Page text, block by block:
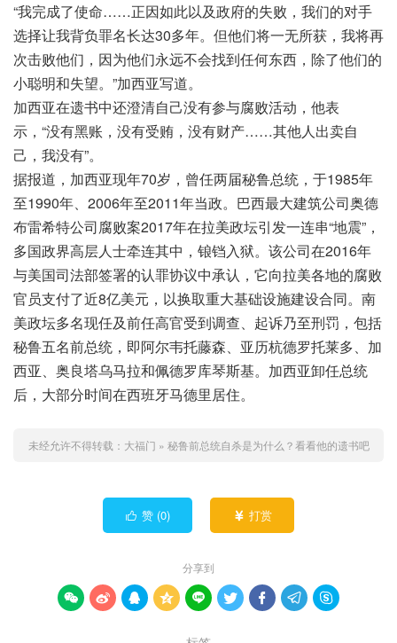
“我完成了使命……正因如此以及政府的失败，我们的对手
选择让我背负罪名长达30多年。但他们将一无所获，我将再
次击败他们，因为他们永远不会找到任何东西，除了他们的
小聪明和失望。”加西亚写道。
加西亚在遗书中还澄清自己没有参与腐败活动，他表
示，“没有黑账，没有受贿，没有财产……其他人出卖自
己，我没有”。
据报道，加西亚现年70岁，曾任两届秘鲁总统，于1985年
至1990年、2006年至2011年当政。巴西最大建筑公司奥德
布雷希特公司腐败案2017年在拉美政坛引发一连串“地震”，
多国政界高层人士牵连其中，锒铛入狱。该公司在2016年
与美国司法部签署的认罪协议中承认，它向拉美各地的腐败
官员支付了近8亿美元，以换取重大基础设施建设合同。南
美政坛多名现任及前任高官受到调查、起诉乃至刑罚，包括
秘鲁五名前总统，即阿尔韦托藤森、亚历杭德罗托莱多、加
西亚、奥良塔乌马拉和佩德罗库琴斯基。加西亚卸任总统
后，大部分时间在西班牙马德里居住。
未经允许不得转载： 大福门 » 秘鲁前总统自杀是为什么？看看他的遗书吧
 赞 (0)  打赏
分享到
        